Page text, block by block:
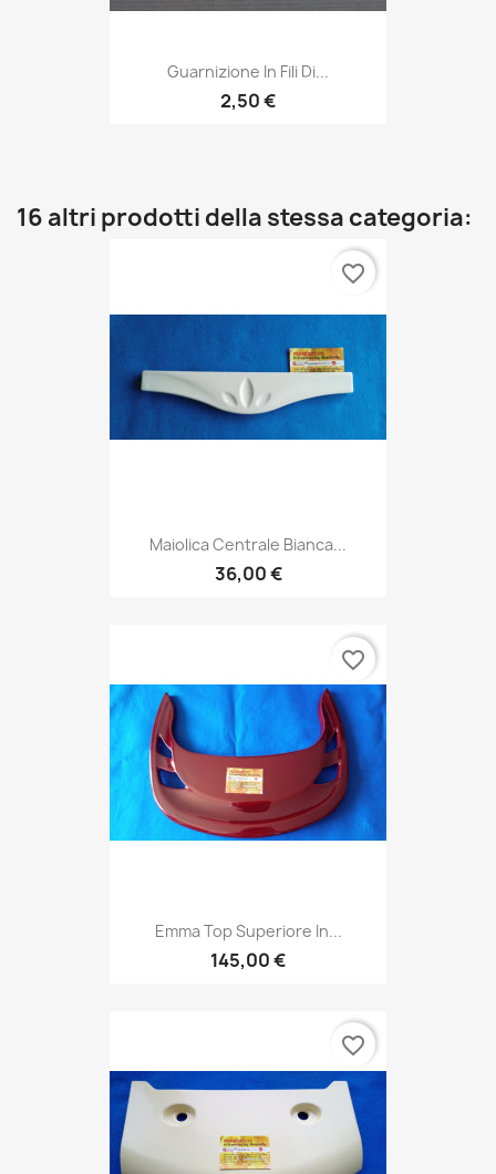
Guarnizione In Fili Di...
2,50 €
16 altri prodotti della stessa categoria:
Maiolica Centrale Bianca...
36,00 €
favorite_border
Emma Top Superiore In...
145,00 €
favorite_border
favorite_border